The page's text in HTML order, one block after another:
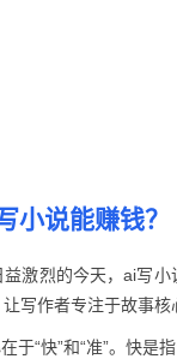
小说能赚钱？
激烈的今天，ai写
写作者专注于故事
于“快”和“准”。快